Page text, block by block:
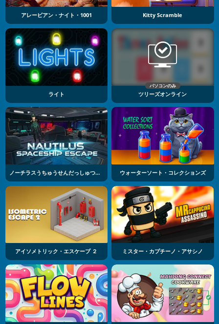
アレービアン・ナイト・1001 Kitty Scramble
ライト
パソコンのみ
ツリーズオンライン
ノーチラスうちゅうせんだっしゅつパズル ウォーターソート・コレクションズ
アイソメトリック・エスケープ ２ ミスター・カプチーノ・アサシノ